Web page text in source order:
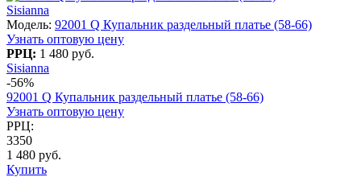
Sisianna
Модель: 92001 Q Купальник раздельный платье (58-66)
Узнать оптовую цену
РРЦ: 1 480 руб.
Sisianna
-56%
92001 Q Купальник раздельный платье (58-66)
Узнать оптовую цену
РРЦ:
3350
1 480 руб.
Купить